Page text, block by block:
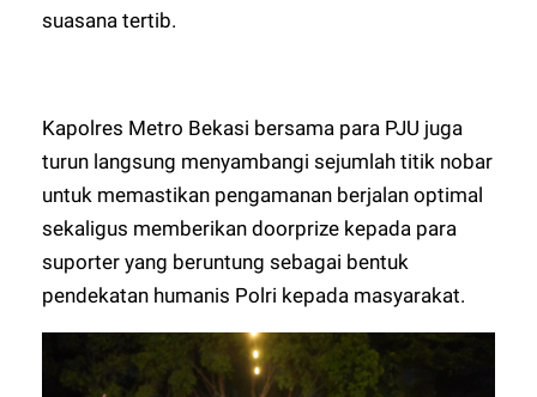
suasana tertib.
Kapolres Metro Bekasi bersama para PJU juga
turun langsung menyambangi sejumlah titik nobar
untuk memastikan pengamanan berjalan optimal
sekaligus memberikan doorprize kepada para
suporter yang beruntung sebagai bentuk
pendekatan humanis Polri kepada masyarakat.